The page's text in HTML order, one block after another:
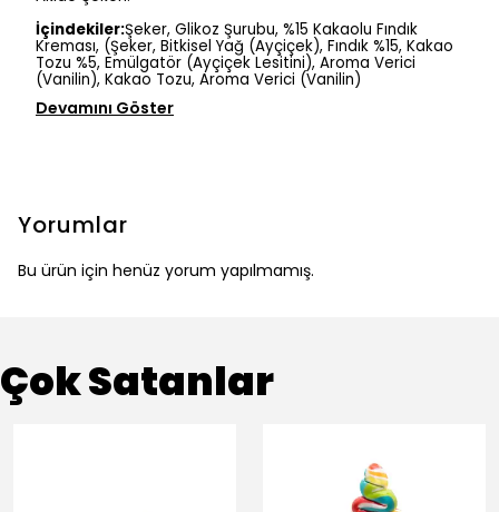
İçindekiler:Şeker, Glikoz Şurubu, %15 Kakaolu Fındık
Kreması, (Şeker, Bitkisel Yağ (Ayçiçek), Fındık %15, Kakao
Tozu %5, Emülgatör (Ayçiçek Lesitini), Aroma Verici
(Vanilin), Kakao Tozu, Aroma Verici (Vanilin)
Devamını Göster
Yorumlar
Bu ürün için henüz yorum yapılmamış.
Çok Satanlar